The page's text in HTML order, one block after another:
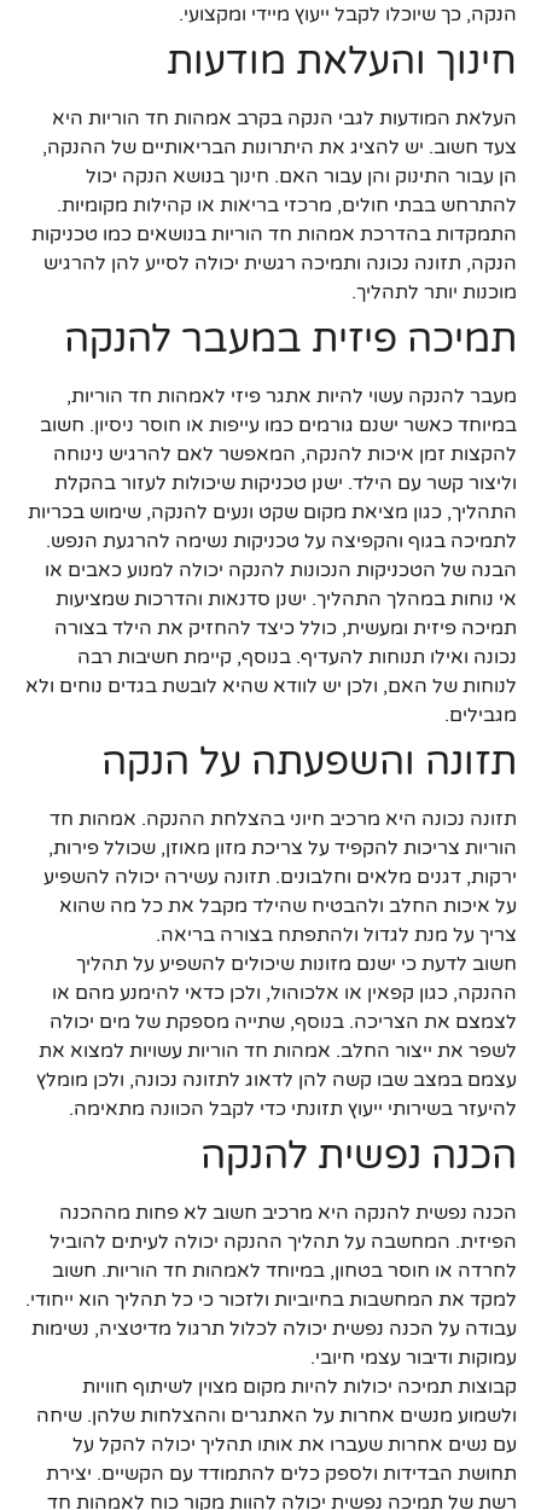
הנקה, כך שיוכלו לקבל ייעוץ מיידי ומקצועי.
חינוך והעלאת מודעות
העלאת המודעות לגבי הנקה בקרב אמהות חד הוריות היא
צעד חשוב. יש להציג את היתרונות הבריאותיים של ההנקה,
הן עבור התינוק והן עבור האם. חינוך בנושא הנקה יכול
להתרחש בבתי חולים, מרכזי בריאות או קהילות מקומיות.
התמקדות בהדרכת אמהות חד הוריות בנושאים כמו טכניקות
הנקה, תזונה נכונה ותמיכה רגשית יכולה לסייע להן להרגיש
מוכנות יותר לתהליך.
תמיכה פיזית במעבר להנקה
מעבר להנקה עשוי להיות אתגר פיזי לאמהות חד הוריות,
במיוחד כאשר ישנם גורמים כמו עייפות או חוסר ניסיון. חשוב
להקצות זמן איכות להנקה, המאפשר לאם להרגיש נינוחה
וליצור קשר עם הילד. ישנן טכניקות שיכולות לעזור בהקלת
התהליך, כגון מציאת מקום שקט ונעים להנקה, שימוש בכריות
לתמיכה בגוף והקפיצה על טכניקות נשימה להרגעת הנפש.
הבנה של הטכניקות הנכונות להנקה יכולה למנוע כאבים או
אי נוחות במהלך התהליך. ישנן סדנאות והדרכות שמציעות
תמיכה פיזית ומעשית, כולל כיצד להחזיק את הילד בצורה
נכונה ואילו תנוחות להעדיף. בנוסף, קיימת חשיבות רבה
לנוחות של האם, ולכן יש לוודא שהיא לובשת בגדים נוחים ולא
מגבילים.
תזונה והשפעתה על הנקה
תזונה נכונה היא מרכיב חיוני בהצלחת ההנקה. אמהות חד
הוריות צריכות להקפיד על צריכת מזון מאוזן, שכולל פירות,
ירקות, דגנים מלאים וחלבונים. תזונה עשירה יכולה להשפיע
על איכות החלב ולהבטיח שהילד מקבל את כל מה שהוא
צריך על מנת לגדול ולהתפתח בצורה בריאה.
חשוב לדעת כי ישנם מזונות שיכולים להשפיע על תהליך
ההנקה, כגון קפאין או אלכוהול, ולכן כדאי להימנע מהם או
לצמצם את הצריכה. בנוסף, שתייה מספקת של מים יכולה
לשפר את ייצור החלב. אמהות חד הוריות עשויות למצוא את
עצמם במצב שבו קשה להן לדאוג לתזונה נכונה, ולכן מומלץ
להיעזר בשירותי ייעוץ תזונתי כדי לקבל הכוונה מתאימה.
הכנה נפשית להנקה
הכנה נפשית להנקה היא מרכיב חשוב לא פחות מההכנה
הפיזית. המחשבה על תהליך ההנקה יכולה לעיתים להוביל
לחרדה או חוסר בטחון, במיוחד לאמהות חד הוריות. חשוב
למקד את המחשבות בחיוביות ולזכור כי כל תהליך הוא ייחודי.
עבודה על הכנה נפשית יכולה לכלול תרגול מדיטציה, נשימות
עמוקות ודיבור עצמי חיובי.
קבוצות תמיכה יכולות להיות מקום מצוין לשיתוף חוויות
ולשמוע מנשים אחרות על האתגרים וההצלחות שלהן. שיחה
עם נשים אחרות שעברו את אותו תהליך יכולה להקל על
תחושת הבדידות ולספק כלים להתמודד עם הקשיים. יצירת
רשת של תמיכה נפשית יכולה להוות מקור כוח לאמהות חד